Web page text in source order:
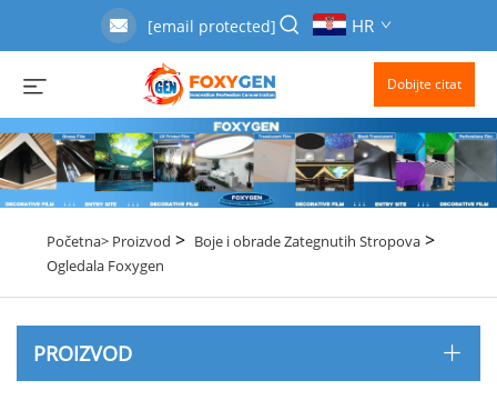
[email protected] HR
Dobijte citat
Početna> Proizvod > Boje i obrade Zategnutih Stropova>
Ogledala Foxygen
PROIZVOD